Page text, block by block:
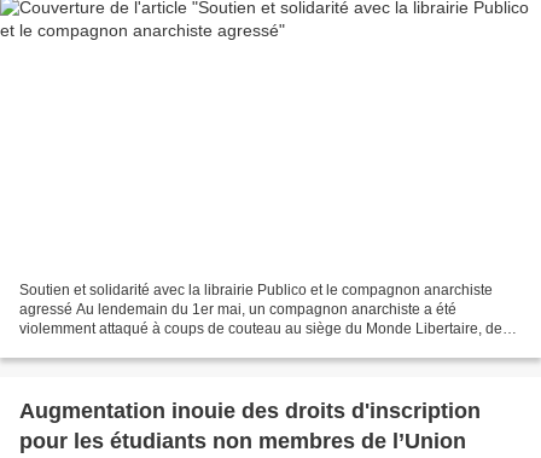
Soutien et solidarité avec la librairie Publico et le compagnon anarchiste
agressé Au lendemain du 1er mai, un compagnon anarchiste a été
violemment attaqué à coups de couteau au siège du Monde Libertaire, de
Augmentation inouie des droits d'inscription
pour les étudiants non membres de l’Union